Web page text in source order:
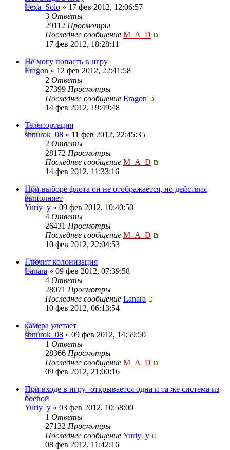
Lexa_Solo » 17 фев 2012, 12:06:57
3 Ответы
29112 Просмотры
Последнее сообщение M_A_D
17 фев 2012, 18:28:11
Не могу попасть в игру
Eragon » 12 фев 2012, 22:41:58
2 Ответы
27399 Просмотры
Последнее сообщение Eragon
14 фев 2012, 19:49:48
Телепортация
shnurok_08 » 11 фев 2012, 22:45:35
2 Ответы
28172 Просмотры
Последнее сообщение M_A_D
14 фев 2012, 11:33:16
При выборе флота он не отображается, но действия
выполняет
Yuriy_y » 09 фев 2012, 10:40:50
4 Ответы
26431 Просмотры
Последнее сообщение M_A_D
10 фев 2012, 22:04:53
Глючит колонизация
Lanara » 09 фев 2012, 07:39:58
4 Ответы
28071 Просмотры
Последнее сообщение Lanara
10 фев 2012, 06:13:54
камера улетает
shnurok_08 » 09 фев 2012, 14:59:50
1 Ответы
28366 Просмотры
Последнее сообщение M_A_D
09 фев 2012, 21:00:16
При входе в игру -открывается одна и та же система из
боевой
Yuriy_y » 03 фев 2012, 10:58:00
1 Ответы
27132 Просмотры
Последнее сообщение Yuriy_y
08 фев 2012, 11:42:16